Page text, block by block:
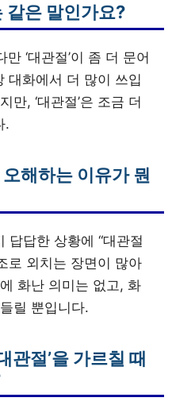
같은 말인가요?
‘대관절’이 좀 더 문어
대화에서 더 많이 쓰입
만, ‘대관절’은 조금 더
.
오해하는 이유가 뭔
답답한 상황에 “대관절
로 외치는 장면이 많아
화난 의미는 없고, 화
릴 뿐입니다.
관절’을 가르칠 때